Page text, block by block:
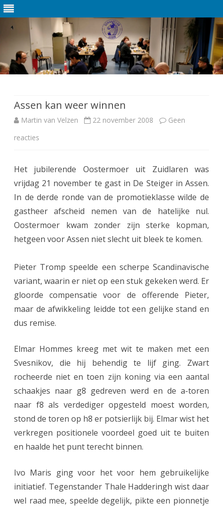
de
inhoud
Assen kan weer winnen
Martin van Velzen 22 november 2008
Geen
reacties
A
s
e
n
a
n
w
e
r
w
i
n
n
e
n
Het jubilerende Oostermoer uit Zuidlaren was
vrijdag 21 november te gast in De Steiger in Assen.
In de derde ronde van de promotieklasse wilde de
gastheer afscheid nemen van de hatelijke nul.
Oostermoer kwam zonder zijn sterke kopman,
hetgeen voor Assen niet slecht uit bleek te komen.
Pieter Tromp speelde een scherpe Scandinavische
variant, waarin er niet op een stuk gekeken werd. Er
gloorde compensatie voor de offerende Pieter,
maar de afwikkeling leidde tot een gelijke stand en
dus remise.
Elmar Hommes kreeg met wit te maken met een
Svesnikov, die hij behendig te lijf ging. Zwart
rocheerde niet en toen zijn koning via een aantal
schaakjes naar g8 gedreven werd en de a-toren
naar f8 als verdediger opgesteld moest worden,
stond de toren op h8 er potsierlijk bij. Elmar wist het
verkregen positionele voordeel goed uit te buiten
en haalde het punt terecht binnen.
Ivo Maris ging voor het voor hem gebruikelijke
initiatief. Tegenstander Thale Hadderingh wist daar
wel raad mee, speelde degelijk, pikte een pionnetje